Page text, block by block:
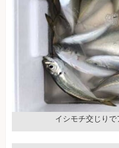
イシモチ交じりで